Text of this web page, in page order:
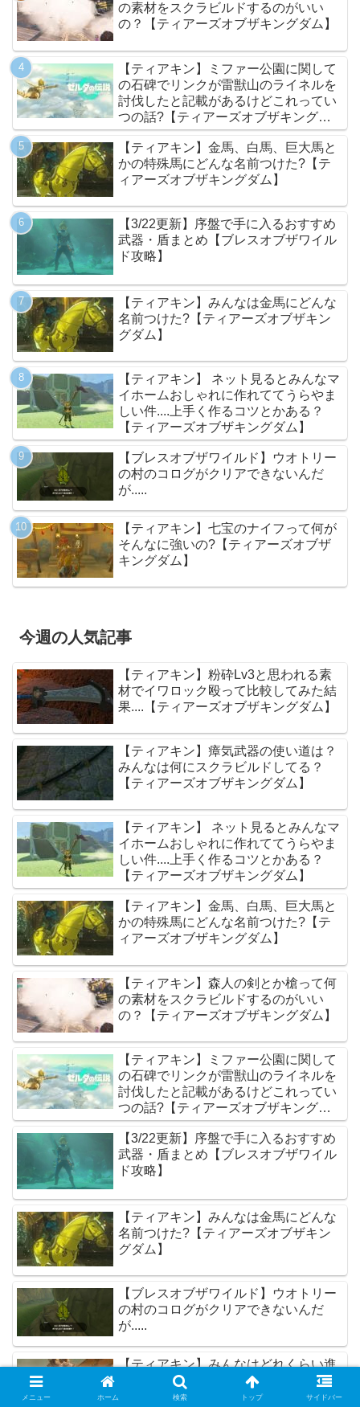
の素材をスクラビルドするのがいい
の？【ティアーズオブザキングダム】
【ティアキン】ミファー公園に関して
の石碑でリンクが雷獣山のライネルを
討伐したと記載があるけどこれってい
つの話?【ティアーズオブザキングダ
ム】
【ティアキン】金馬、白馬、巨大馬と
かの特殊馬にどんな名前つけた?【テ
ィアーズオブザキングダム】
【3/22更新】序盤で手に入るおすすめ
武器・盾まとめ【ブレスオブザワイル
ド攻略】
【ティアキン】みんなは金馬にどんな
名前つけた?【ティアーズオブザキン
グダム】
【ティアキン】 ネット見るとみんなマ
イホームおしゃれに作れててうらやま
しい件....上手く作るコツとかある？
【ティアーズオブザキングダム】
【ブレスオブザワイルド】ウオトリー
の村のコログがクリアできないんだ
が.....
【ティアキン】七宝のナイフって何が
そんなに強いの?【ティアーズオブザ
キングダム】
今週の人気記事
【ティアキン】粉砕Lv3と思われる素
材でイワロック殴って比較してみた結
果....【ティアーズオブザキングダム】
【ティアキン】瘴気武器の使い道は？
みんなは何にスクラビルドしてる？
【ティアーズオブザキングダム】
【ティアキン】 ネット見るとみんなマ
イホームおしゃれに作れててうらやま
しい件....上手く作るコツとかある？
【ティアーズオブザキングダム】
【ティアキン】金馬、白馬、巨大馬と
かの特殊馬にどんな名前つけた?【テ
ィアーズオブザキングダム】
【ティアキン】森人の剣とか槍って何
の素材をスクラビルドするのがいい
の？【ティアーズオブザキングダム】
【ティアキン】ミファー公園に関して
の石碑でリンクが雷獣山のライネルを
討伐したと記載があるけどこれってい
つの話?【ティアーズオブザキングダ
ム】
【3/22更新】序盤で手に入るおすすめ
武器・盾まとめ【ブレスオブザワイル
ド攻略】
【ティアキン】みんなは金馬にどんな
名前つけた?【ティアーズオブザキン
グダム】
【ブレスオブザワイルド】ウオトリー
の村のコログがクリアできないんだ
が.....
【ティアキン】みんなはどれくらい進
めたら白銀系モブ敵出てくるようにな
った?【ティアーズオブザキングダ
メニュー ホーム 検索 トップ サイドバー